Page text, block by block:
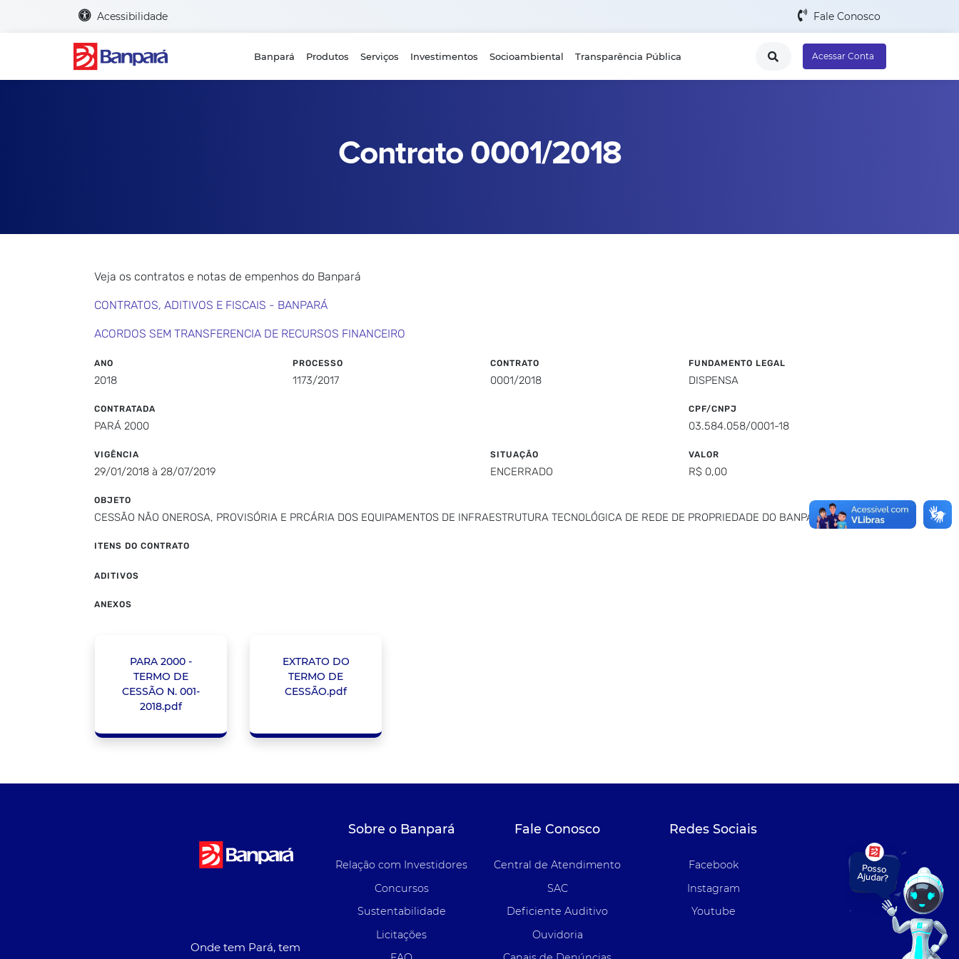
Acessibilidade Fale Conosco
Banpará Produtos Serviços Investimentos Socioambiental Transparência Pública Acessar Conta
Contrato 0001/2018
Veja os contratos e notas de empenhos do Banpará
CONTRATOS, ADITIVOS E FISCAIS - BANPARÁ
ACORDOS SEM TRANSFERENCIA DE RECURSOS FINANCEIRO
ANO
2018
PROCESSO
1173/2017
CONTRATO
0001/2018
FUNDAMENTO LEGAL
DISPENSA
CONTRATADA
PARÁ 2000
CPF/CNPJ
03.584.058/0001-18
VIGÊNCIA
29/01/2018 à 28/07/2019
SITUAÇÃO
ENCERRADO
VALOR
R$ 0,00
OBJETO
CESSÃO NÃO ONEROSA, PROVISÓRIA E PRCÁRIA DOS EQUIPAMENTOS DE INFRAESTRUTURA TECNOLÓGICA DE REDE DE PROPRIEDADE DO BANPARÁ,
ITENS DO CONTRATO
ADITIVOS
ANEXOS
PARA 2000 -
TERMO DE
CESSÃO N. 001-
2018.pdf
EXTRATO DO
TERMO DE
CESSÃO.pdf
Onde tem Pará, tem
Sobre o Banpará
Relação com Investidores
Concursos
Sustentabilidade
Licitações
Fale Conosco
Central de Atendimento
SAC
Deficiente Auditivo
Ouvidoria
Redes Sociais
Facebook
Instagram
Youtube